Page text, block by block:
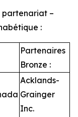
partenariat –
:
Partenaires
Bronze :
Acklands-
Grainger
Inc.